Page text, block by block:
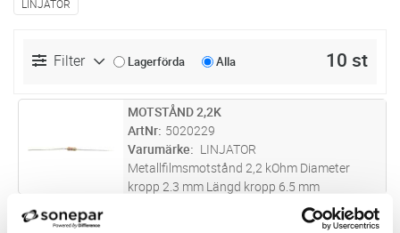
LINJATOR
Filter Lagerförda Alla 10 st
FP Lägg i kundvagn
MOTSTÅND 2,2K
ArtNr 5020229
Varumärke
LINJATOR
Metallfilmsmotstånd 2,2 kOhm Diameter
kropp 2.3 mm Längd kropp 6.5 mm